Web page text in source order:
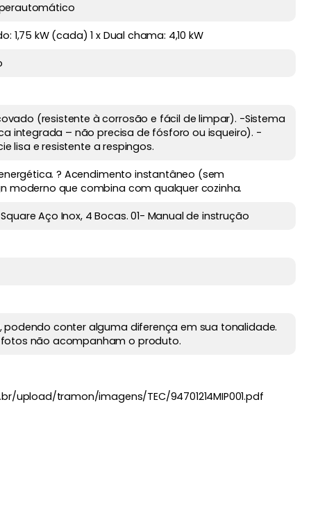
1,75 kW (cada) 1 x Dual chama: 4,10 kW
(resistente à corrosão e fácil de limpar). -Sistema
integrada – não precisa de fósforo ou isqueiro). -
lisa e resistente a respingos.
? Acendimento instantâneo (sem
moderno que combina com qualquer cozinha.
Aço Inox, 4 Bocas. 01- Manual de instrução
conter alguma diferença em sua tonalidade.
não acompanham o produto.
upload/tramon/imagens/TEC/94701214MIP001.pdf